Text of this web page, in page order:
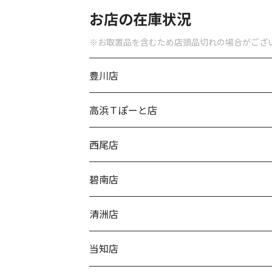
お店の在庫状況
※お取置品を含むため店頭品切れの場合がござ
豊川店
高浜Ｔぽーと店
西尾店
碧南店
清洲店
当知店